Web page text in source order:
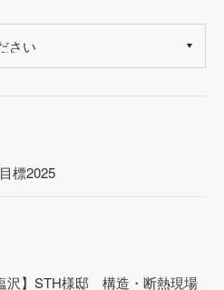
標2025
沢】STH様邸 構造・断熱現場